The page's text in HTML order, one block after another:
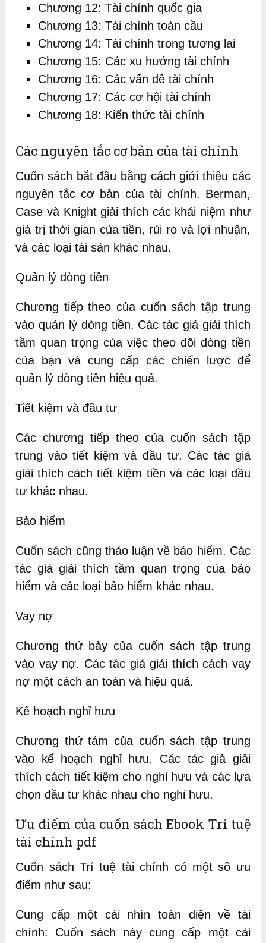
Chương 12: Tài chính quốc gia
Chương 13: Tài chính toàn cầu
Chương 14: Tài chính trong tương lai
Chương 15: Các xu hướng tài chính
Chương 16: Các vấn đề tài chính
Chương 17: Các cơ hội tài chính
Chương 18: Kiến thức tài chính
Các nguyên tắc cơ bản của tài chính
Cuốn sách bắt đầu bằng cách giới thiệu các
nguyên tắc cơ bản của tài chính. Berman,
Case và Knight giải thích các khái niệm như
giá trị thời gian của tiền, rủi ro và lợi nhuận,
và các loại tài sản khác nhau.
Quản lý dòng tiền
Chương tiếp theo của cuốn sách tập trung
vào quản lý dòng tiền. Các tác giả giải thích
tầm quan trọng của việc theo dõi dòng tiền
của bạn và cung cấp các chiến lược để
quản lý dòng tiền hiệu quả.
Tiết kiệm và đầu tư
Các chương tiếp theo của cuốn sách tập
trung vào tiết kiệm và đầu tư. Các tác giả
giải thích cách tiết kiệm tiền và các loại đầu
tư khác nhau.
Bảo hiểm
Cuốn sách cũng thảo luận về bảo hiểm. Các
tác giả giải thích tầm quan trọng của bảo
hiểm và các loại bảo hiểm khác nhau.
Vay nợ
Chương thứ bảy của cuốn sách tập trung
vào vay nợ. Các tác giả giải thích cách vay
nợ một cách an toàn và hiệu quả.
Kế hoạch nghỉ hưu
Chương thứ tám của cuốn sách tập trung
vào kế hoạch nghỉ hưu. Các tác giả giải
thích cách tiết kiệm cho nghỉ hưu và các lựa
chọn đầu tư khác nhau cho nghỉ hưu.
Ưu điểm của cuốn sách Ebook Trí tuệ
tài chính pdf
Cuốn sách Trí tuệ tài chính có một số ưu
điểm như sau:
Cung cấp một cái nhìn toàn diện về tài
chính: Cuốn sách này cung cấp một cái